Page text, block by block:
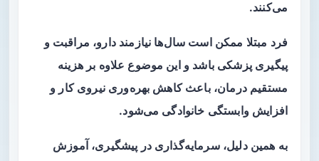
می‌کنند.
فرد مبتلا ممکن است سال‌ها نیازمند دارو، مراقبت و
پیگیری پزشکی باشد و این موضوع علاوه بر هزینه
مستقیم درمان، باعث کاهش بهره‌وری نیروی کار و
افزایش وابستگی خانوادگی می‌شود.
به همین دلیل، سرمایه‌گذاری در پیشگیری، آموزش